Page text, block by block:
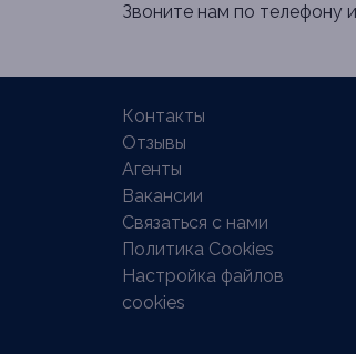
Звоните нам по телефону
Контакты
Отзывы
Агенты
Вакансии
Связаться с нами
Политика Cookies
Настройка файлов
cookies